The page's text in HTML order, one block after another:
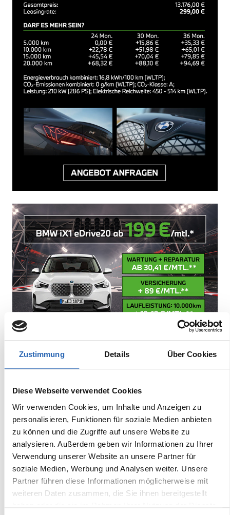
Zustimmung Details Über Cookies
Diese Webseite verwendet Cookies
Wir verwenden Cookies, um Inhalte und Anzeigen zu
personalisieren, Funktionen für soziale Medien anbieten
zu können und die Zugriffe auf unsere Website zu
analysieren. Außerdem geben wir Informationen zu Ihrer
Verwendung unserer Website an unsere Partner für
soziale Medien, Werbung und Analysen weiter. Unsere
Partner führen diese Informationen möglicherweise mit
weiteren Daten zusammen, die Sie ihnen bereitgestellt